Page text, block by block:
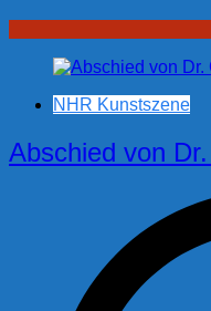
NHR Kunstszene
Abschied von